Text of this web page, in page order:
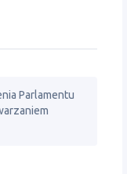
Parlamentu